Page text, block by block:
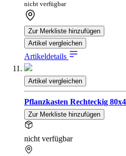
nicht verfügbar
Zur Merkliste hinzufügen
Artikel vergleichen
Artikeldetails
Artikel vergleichen
Pflanzkasten Rechteckig
Zur Merkliste hinzufügen
nicht verfügbar